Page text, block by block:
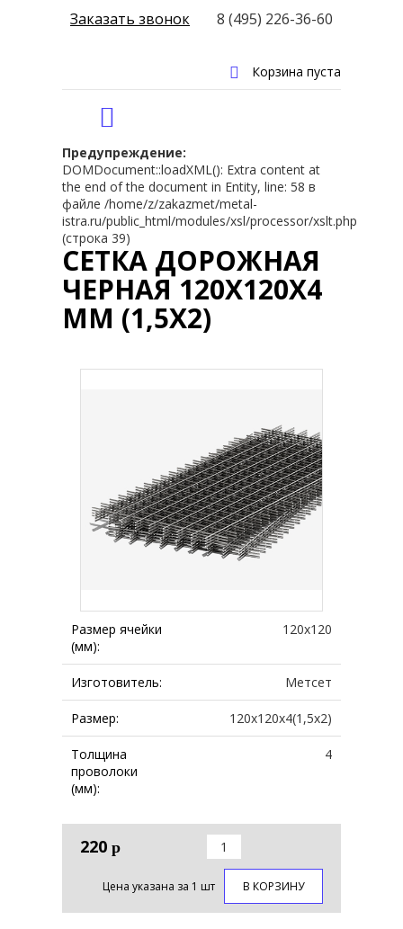
Предупреждение:
DOMDocument::loadXML(): Extra content at
the end of the document in Entity, line: 58 в
файле /home/z/zakazmet/metal-
istra.ru/public_html/modules/xsl/processor/xslt.php
(строка 39)
СЕТКА ДОРОЖНАЯ
ЧЕРНАЯ 120Х120Х4
ММ (1,5Х2)
Размер ячейки
(мм):
120х120
Изготовитель: Метсет
Размер: 120х120х4(1,5х2)
Толщина
проволоки
(мм):
4
220 р
Цена указана за 1 шт В КОРЗИНУ
Заказать звонок 8 (495) 226-36-60
Корзина пуста